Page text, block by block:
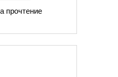
прочтение